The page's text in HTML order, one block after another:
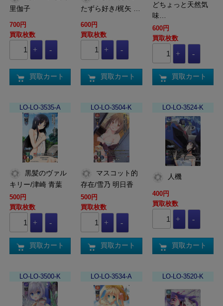
里伽子
700円
買取枚数
買取カート
たずら好き/梶矢 …
600円
買取枚数
買取カート
どちょっと天然気
味…
600円
買取枚数
買取カート
LO-LO-3535-A
キリー/津崎 青葉
500円
買取枚数
買取カート
LO-LO-3504-K
存在/雪乃 明日香
500円
買取枚数
買取カート
LO-LO-3524-K
人機
400円
買取枚数
買取カート
LO-LO-3500-K LO-LO-3534-A LO-LO-3520-K